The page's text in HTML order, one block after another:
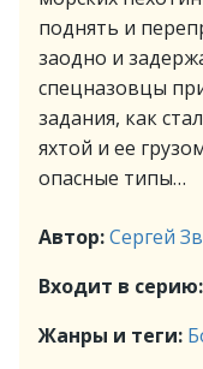
поднять и
заодно и
спецназовцы
задания, как
яхтой и ее
опасные типы…
Автор:Сергей
Входит в серию:
Жанры и теги: